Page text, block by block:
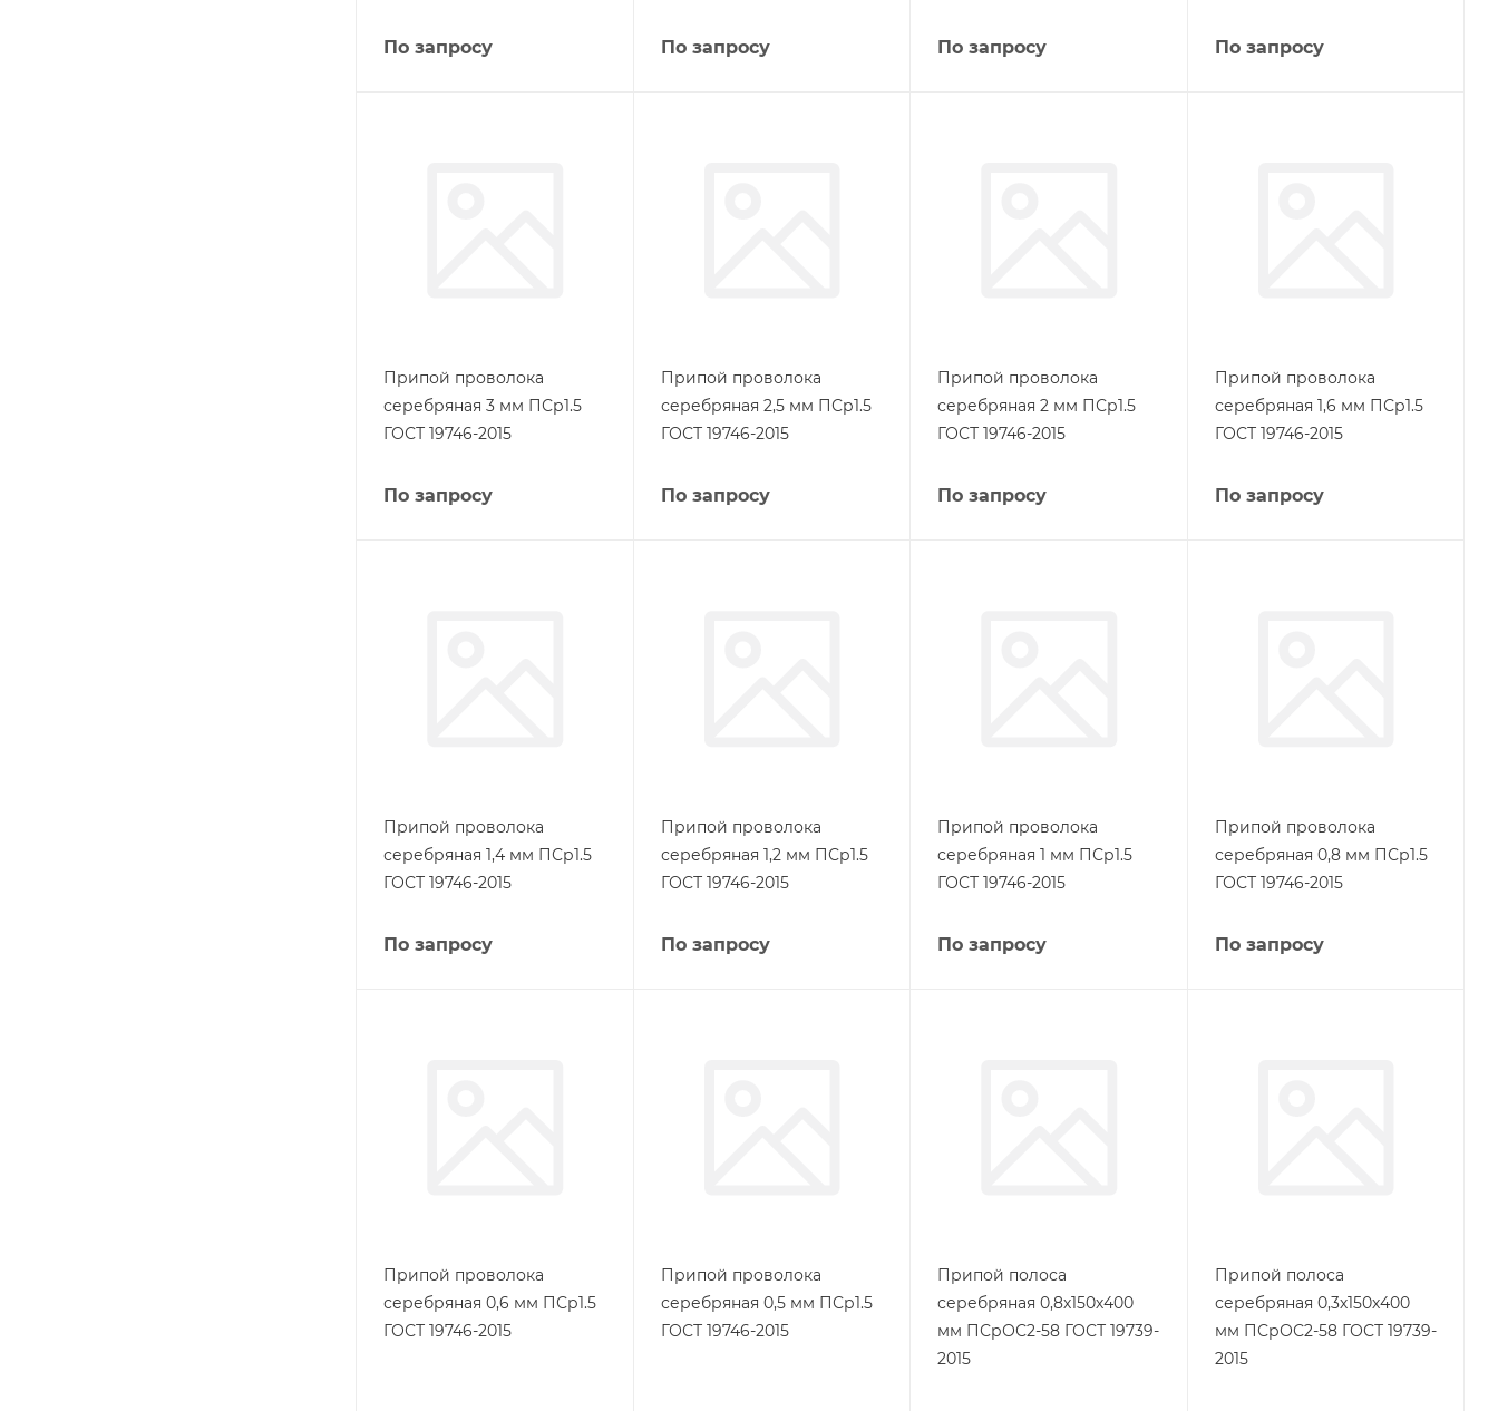
По запросу По запросу По запросу По запросу
Припой проволока
серебряная 3 мм ПСр1.5
ГОСТ 19746-2015
По запросу
Припой проволока
серебряная 2,5 мм ПСр1.5
ГОСТ 19746-2015
По запросу
Припой проволока
серебряная 2 мм ПСр1.5
ГОСТ 19746-2015
По запросу
Припой проволока
серебряная 1,6 мм ПСр1.5
ГОСТ 19746-2015
По запросу
Припой проволока
серебряная 1,4 мм ПСр1.5
ГОСТ 19746-2015
По запросу
Припой проволока
серебряная 1,2 мм ПСр1.5
ГОСТ 19746-2015
По запросу
Припой проволока
серебряная 1 мм ПСр1.5
ГОСТ 19746-2015
По запросу
Припой проволока
серебряная 0,8 мм ПСр1.5
ГОСТ 19746-2015
По запросу
Припой проволока
серебряная 0,6 мм ПСр1.5
ГОСТ 19746-2015
Припой проволока
серебряная 0,5 мм ПСр1.5
ГОСТ 19746-2015
Припой полоса
серебряная 0,8х150х400
мм ПСрОС2-58 ГОСТ 19739-
2015
Припой полоса
серебряная 0,3х150х400
мм ПСрОС2-58 ГОСТ 19739-
2015